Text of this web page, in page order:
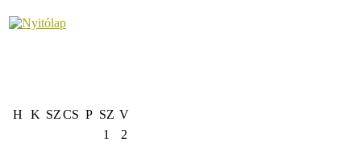
H K SZCS P SZ V
1
2